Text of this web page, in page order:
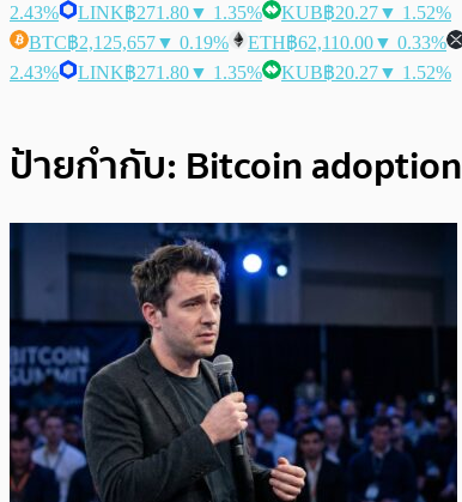
2.43%
LINK฿271.80▼ 1.35% KUB฿20.27▼ 1.52%
BTC฿2,125,657▼ 0.19% ETH฿62,110.00▼ 0.33%
2.43%
LINK฿271.80▼ 1.35% KUB฿20.27▼ 1.52%
ป้ายกำกับ: Bitcoin adoption